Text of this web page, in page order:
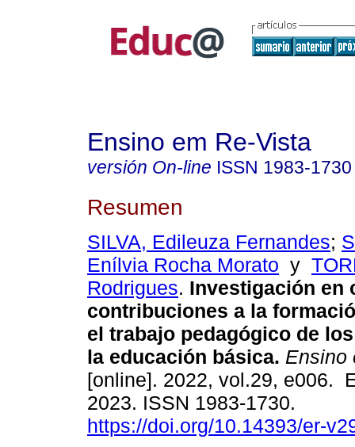
Ensino em Re-Vista
versión On-line ISSN 1983-1730
Resumen
SILVA, Edileuza Fernandes;
Enílvia Rocha Morato y
Rodrigues. Investigación en
contribuciones a la
el trabajo pedagógico de
la educación básica. Ensino
[online]. 2022, vol.29, e006.
2023. ISSN 1983-1730.
https://doi.org/10.14393/er-